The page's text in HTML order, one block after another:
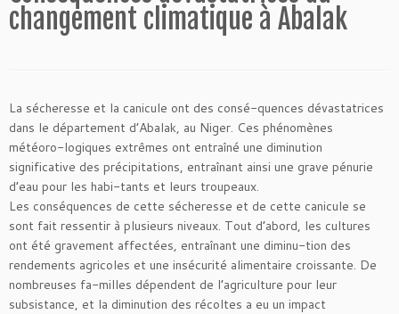
changement climatique à Abalak
La sécheresse et la canicule ont des consé-quences dévastatrices
dans le département d’Abalak, au Niger. Ces phénomènes
météoro-logiques extrêmes ont entraîné une diminution
significative des précipitations, entraînant ainsi une grave pénurie
d’eau pour les habi-tants et leurs troupeaux.
Les conséquences de cette sécheresse et de cette canicule se
sont fait ressentir à plusieurs niveaux. Tout d’abord, les cultures
ont été gravement affectées, entraînant une diminu-tion des
rendements agricoles et une insécurité alimentaire croissante. De
nombreuses fa-milles dépendent de l’agriculture pour leur
subsistance, et la diminution des récoltes a eu un impact